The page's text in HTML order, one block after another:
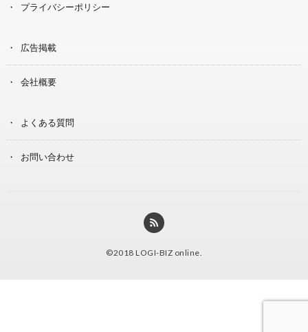
プライバシーポリシー
広告掲載
会社概要
よくある質問
お問い合わせ
©2018 LOGI-BIZ online